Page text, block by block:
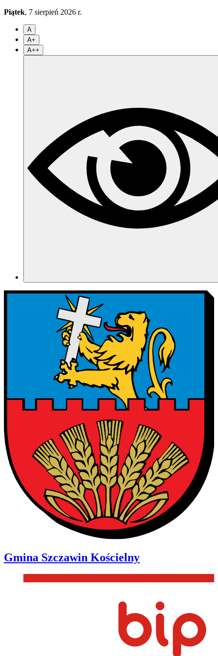
Piątek, 7 sierpień 2026 r.
A
A+
A++
Gmina Szczawin Kościelny